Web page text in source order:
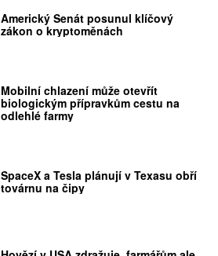
Americký Senát posunul klíčový
zákon o kryptoměnách
Mobilní chlazení může otevřít
biologickým přípravkům cestu na
odlehlé farmy
SpaceX a Tesla plánují v Texasu obří
továrnu na čipy